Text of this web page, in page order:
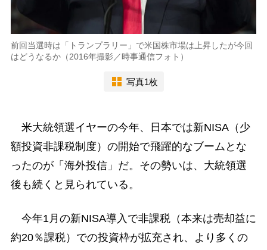
前回当選時は「トランプラリー」で米国株市場は上昇したが今回
はどうなるか（2016年撮影／時事通信フォト）
写真1枚
米大統領選イヤーの今年、日本では新NISA（少
額投資非課税制度）の開始で飛躍的なブームとな
ったのが「海外投信」だ。その勢いは、大統領選
後も続くと見られている。
今年1月の新NISA導入で非課税（本来は売却益に
約20％課税）での投資枠が拡充され、より多くの